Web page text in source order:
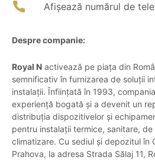
Afișează numărul de
Despre companie:
Royal N activează pe piața din
semnificativ în furnizarea de soluții
instalații. Înființată în 1993,
experiență bogată și a devenit un
distribuția dispozitivelor și
pentru instalații termice, sanitare,
climatizare. Cu sediul și depozitul în
Prahova, la adresa Strada Sălaj 11,